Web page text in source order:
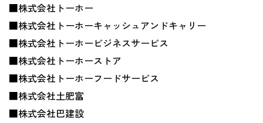
■株式会社トーホー
■株式会社トーホーキャッシュアンドキャリー
■株式会社トーホービジネスサービス
■株式会社トーホーストア
■株式会社トーホーフードサービス
■株式会社土肥富
■株式会社巴建設